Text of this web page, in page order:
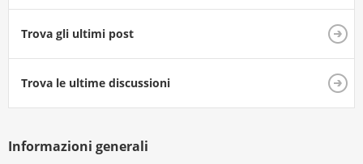
Trova gli ultimi post
Trova le ultime discussioni
Informazioni generali